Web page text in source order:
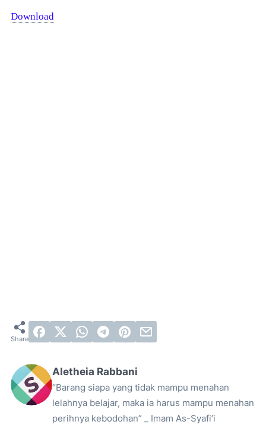
Download
Aletheia Rabbani
“Barang siapa yang tidak mampu menahan
lelahnya belajar, maka ia harus mampu menahan
perihnya kebodohan” _ Imam As-Syafi’i